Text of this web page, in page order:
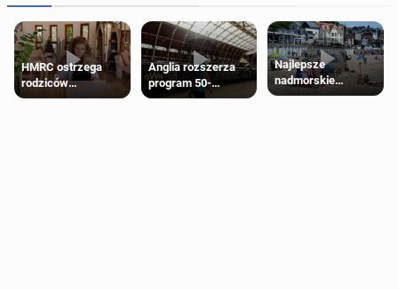
HMRC ostrzega
rodziców
pobierających Child
Anglia rozszerza
program 50-
procentowych
Najlepsze
nadmorskie
miasteczko blisko